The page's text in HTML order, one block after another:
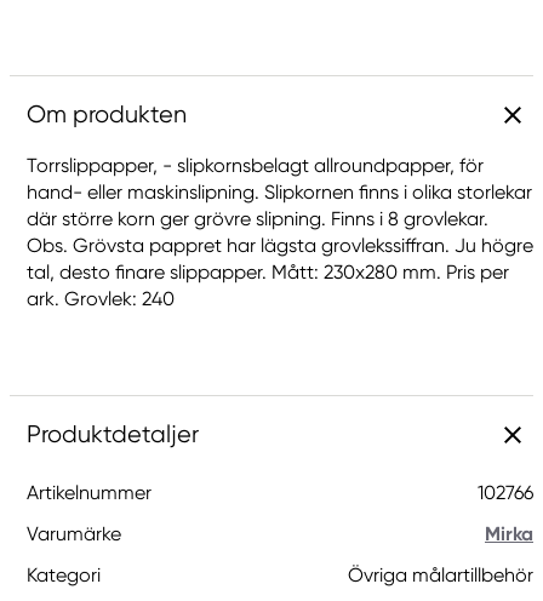
Om produkten
Torrslippapper, - slipkornsbelagt allroundpapper, för
hand- eller maskinslipning. Slipkornen finns i olika storlekar
där större korn ger grövre slipning. Finns i 8 grovlekar.
Obs. Grövsta pappret har lägsta grovlekssiffran. Ju högre
tal, desto finare slippapper. Mått: 230x280 mm. Pris per
ark. Grovlek: 240
Produktdetaljer
Artikelnummer
102766
Varumärke
Mirka
Kategori
Övriga målartillbehör